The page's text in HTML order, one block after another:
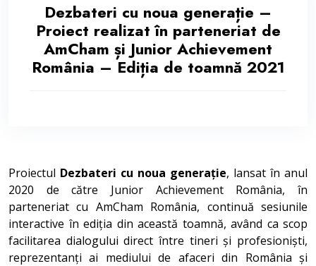
Dezbateri cu noua generație –
Proiect realizat în parteneriat de
AmCham și Junior Achievement
România – Ediția de toamnă 2021
Proiectul Dezbateri cu noua generație, lansat în anul
2020 de către Junior Achievement România, în
parteneriat cu AmCham România, continuă sesiunile
interactive în ediția din această toamnă, având ca scop
facilitarea dialogului direct între tineri și profesioniști,
reprezentanți ai mediului de afaceri din România și